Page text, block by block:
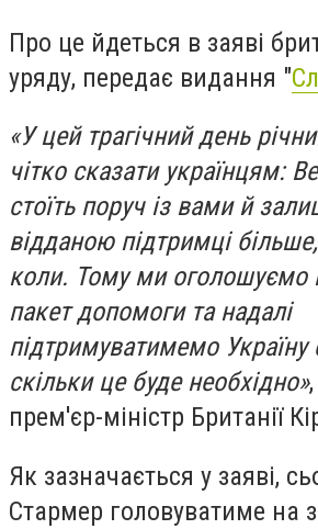
Про це йдеться в заяві
уряду, передає видання "
«У цей трагічний день
чітко сказати українцям:
стоїть поруч із вами й
відданою підтримці
коли. Тому ми оголошуємо
пакет допомоги та надалі
підтримуватимемо Україну
скільки це буде необхідно»
прем'єр-міністр Британії
Як зазначається у заяві,
Стармер головуватиме на